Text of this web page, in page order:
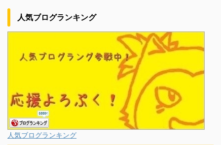
人気ブログランキング
人気ブログランキング